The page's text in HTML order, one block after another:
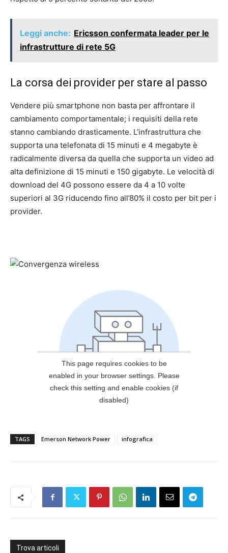
Leggi anche: Ericsson confermata leader per le
infrastrutture di rete 5G
La corsa dei provider per stare al passo
Vendere più smartphone non basta per affrontare il
cambiamento comportamentale; i requisiti della rete
stanno cambiando drasticamente. L’infrastruttura che
supporta una telefonata di 15 minuti e 4 megabyte è
radicalmente diversa da quella che supporta un video ad
alta definizione di 15 minuti e 150 gigabyte. Le velocità di
download del 4G possono essere da 4 a 10 volte
superiori al 3G riducendo fino all’80% il costo per bit per i
provider.
TAGS Emerson Network Power infografica
Trova articoli